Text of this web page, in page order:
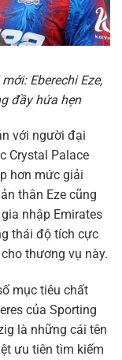
Eberechi Eze,
đầy hứa hẹn
với người đại
Crystal Palace
hơn mức giải
thân Eze cũng
nhập Emirates
thái độ tích cực
thương vụ này.
mục tiêu chất
của Sporting
là những cái tên
ưu tiên tìm kiếm